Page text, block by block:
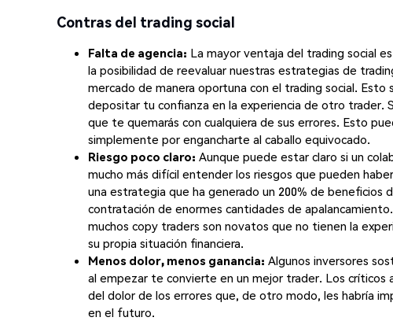
Contras del trading social
Falta de agencia: La mayor ventaja del trading social
la posibilidad de reevaluar nuestras estrategias de
mercado de manera oportuna con el trading social.
depositar tu confianza en la experiencia de otro trader.
que te quemarás con cualquiera de sus errores. Esto
simplemente por engancharte al caballo equivocado.
Riesgo poco claro: Aunque puede estar claro si un
mucho más difícil entender los riesgos que pueden
una estrategia que ha generado un 200% de
contratación de enormes cantidades de
muchos copy traders son novatos que no tienen la
su propia situación financiera.
Menos dolor, menos ganancia: Algunos inversores
al empezar te convierte en un mejor trader. Los
del dolor de los errores que, de otro modo, les habría
en el futuro.